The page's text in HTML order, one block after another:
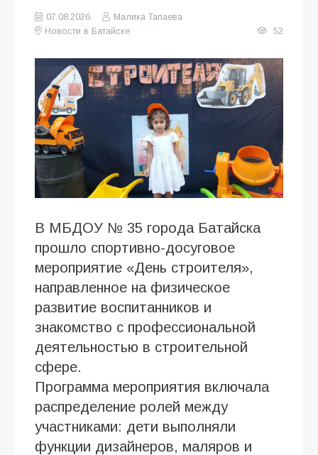
07.08.2026
Малика Тапаева
Новости в Батайске
52
В МБДОУ № 35 города Батайска
прошло спортивно-досуговое
мероприятие «День строителя»,
направленное на физическое
развитие воспитанников и
знакомство с профессиональной
деятельностью в строительной
сфере.
Программа мероприятия включала
распределение ролей между
участниками: дети выполняли
функции дизайнеров, маляров и